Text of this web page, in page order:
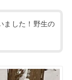
ました！野生の